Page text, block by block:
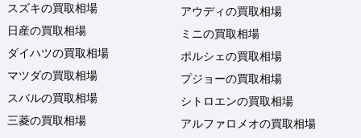
スズキの買取相場
日産の買取相場
ダイハツの買取相場
マツダの買取相場
スバルの買取相場
三菱の買取相場
アウディの買取相場
ミニの買取相場
ポルシェの買取相場
プジョーの買取相場
シトロエンの買取相場
アルファロメオの買取相場